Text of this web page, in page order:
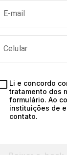
E-mail
Celular
Li e concordo
tratamento dos
formulário. Ao
instituições de
contato.